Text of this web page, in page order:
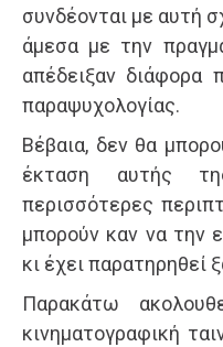
συνδέονται με αυτή
άμεσα με την
απέδειξαν διάφορα
παραψυχολογίας.
Βέβαια, δεν θα
έκταση αυτής
περισσότερες
μπορούν καν να την
κι έχει παρατηρηθεί
Παρακάτω
κινηματογραφική